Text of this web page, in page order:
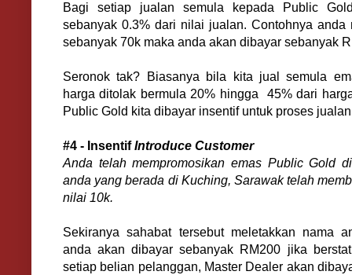
Bagi setiap jualan semula kepada Public
sebanyak 0.3% dari nilai jualan. Contohnya anda
sebanyak 70k maka anda akan dibayar sebanyak
Seronok tak? Biasanya bila kita jual semula
harga ditolak bermula 20% hingga 45% dari
Public Gold kita dibayar insentif untuk proses
#4 - InsentifIntroduce Customer
Anda telah mempromosikan emas Public Gold
anda yang berada di Kuching, Sarawak telah
nilai 10k.
Sekiranya sahabat tersebut meletakkan nama
anda akan dibayar sebanyak RM200 jika
setiap belian pelanggan, Master Dealer akan